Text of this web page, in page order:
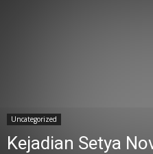
Uncategorized
Kejadian Setya